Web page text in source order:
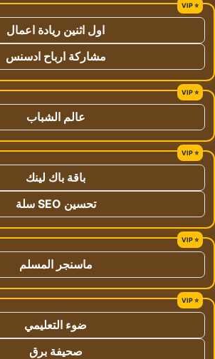
اول اثنين ريادة اعمال
مشاركة ارباح ادسنس
عالم الشباب
باقة باك لينك
تحسين SEO سلة
ماسنجر المسلم
ضوء التعليمي
صحيفة برق